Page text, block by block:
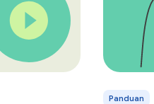
Panduan